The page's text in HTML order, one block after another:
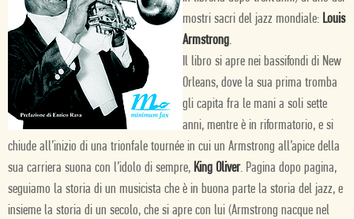
mostri sacri del jazz mondiale: Louis
Armstrong.
Il libro si apre nei bassifondi di New
Orleans, dove la sua prima tromba
gli capita fra le mani a soli sette
anni, mentre è in riformatorio, e si
chiude all’inizio di una trionfale tournée in cui un Armstrong all’apice della
sua carriera suona con l’idolo di sempre, King Oliver. Pagina dopo pagina,
seguiamo la storia di un musicista che è in buona parte la storia del jazz, e
insieme la storia di un secolo, che si apre con lui (Armstrong nacque nel